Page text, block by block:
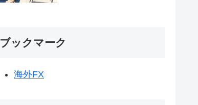
ブックマーク
海外FX